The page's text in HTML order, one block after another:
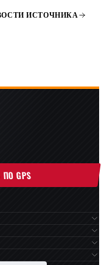
ИСТОЧНИКА
GPS